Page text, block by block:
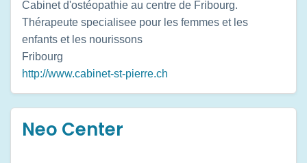
Cabinet d'ostéopathie au centre de Fribourg.
Thérapeute specialisee pour les femmes et les
enfants et les nourissons
Fribourg
http://www.cabinet-st-pierre.ch
Neo Center